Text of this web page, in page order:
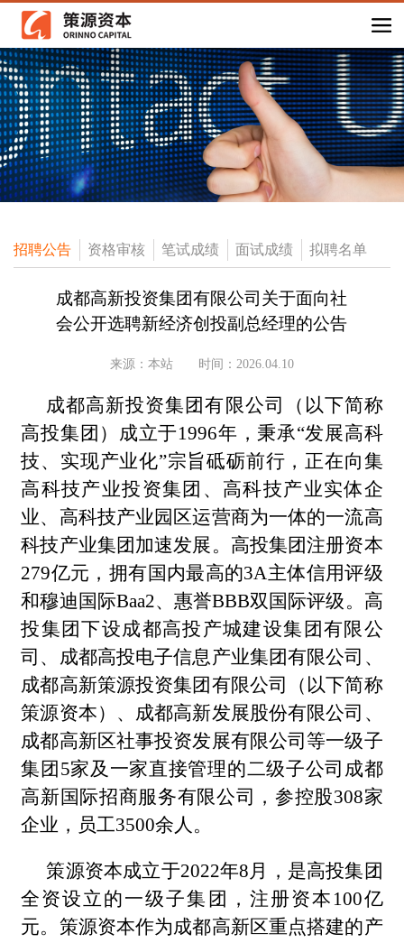
招聘公告 资格审核 笔试成绩 面试成绩 拟聘名单
成都高新投资集团有限公司关于面向社
会公开选聘新经济创投副总经理的公告
来源：本站 时间：2026.04.10
成都高新投资集团有限公司（以下简称
高投集团）成立于1996年，秉承“发展高科
技、实现产业化”宗旨砥砺前行，正在向集
高科技产业投资集团、高科技产业实体企
业、高科技产业园区运营商为一体的一流高
科技产业集团加速发展。高投集团注册资本
279亿元，拥有国内最高的3A主体信用评级
和穆迪国际Baa2、惠誉BBB双国际评级。高
投集团下设成都高投产城建设集团有限公
司、成都高投电子信息产业集团有限公司、
成都高新策源投资集团有限公司（以下简称
策源资本）、成都高新发展股份有限公司、
成都高新区社事投资发展有限公司等一级子
集团5家及一家直接管理的二级子公司成都
高新国际招商服务有限公司，参控股308家
企业，员工3500余人。
策源资本成立于2022年8月，是高投集团
全资设立的一级子集团，注册资本100亿
元。策源资本作为成都高新区重点搭建的产